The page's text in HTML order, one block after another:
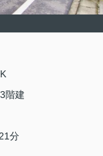
階建
分